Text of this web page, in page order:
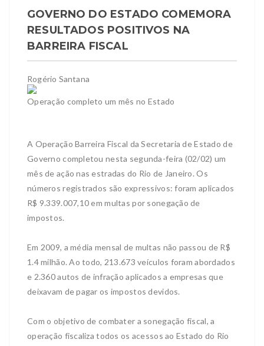
GOVERNO DO ESTADO COMEMORA
RESULTADOS POSITIVOS NA
BARREIRA FISCAL
Rogério Santana
Operação completo um mês no Estado
A Operação Barreira Fiscal da Secretaria de Estado de
Governo completou nesta segunda-feira (02/02) um
mês de ação nas estradas do Rio de Janeiro. Os
números registrados são expressivos: foram aplicados
R$ 9.339.007,10 em multas por sonegação de
impostos.
Em 2009, a média mensal de multas não passou de R$
1.4 milhão. Ao todo, 213.673 veículos foram abordados
e 2.360 autos de infração aplicados a empresas que
deixavam de pagar os impostos devidos.
Com o objetivo de combater a sonegação fiscal, a
operação fiscaliza todos os acessos ao Estado do Rio